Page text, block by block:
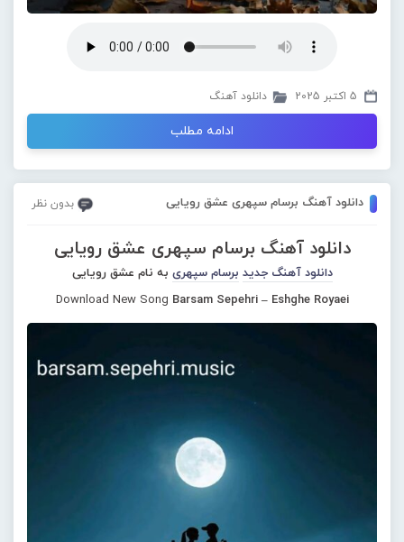
5 اکتبر 2025 دانلود آهنگ
ادامه مطلب
دانلود آهنگ برسام سپهری عشق رویایی بدون نظر
دانلود آهنگ برسام سپهری عشق رویایی
دانلود آهنگ جدید برسام سپهری به نام عشق رویایی
Download New Song Barsam Sepehri – Eshghe Royaei